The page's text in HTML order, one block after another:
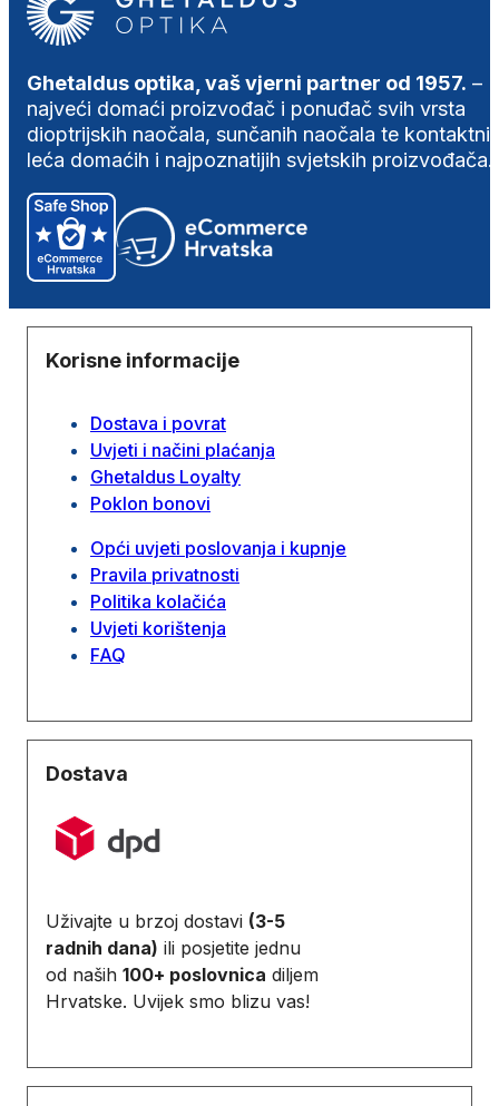
Ghetaldus optika, vaš vjerni partner od 1957. –
najveći domaći proizvođač i ponuđač svih vrsta
dioptrijskih naočala, sunčanih naočala te
leća domaćih i najpoznatijih svjetskih proizvođača.
Korisne informacije
Dostava i povrat
Uvjeti i načini plaćanja
Ghetaldus Loyalty
Poklon bonovi
Opći uvjeti poslovanja i kupnje
Pravila privatnosti
Politika kolačića
Uvjeti korištenja
FAQ
Dostava
Uživajte u brzoj dostavi (3-5
radnih dana) ili posjetite jednu
od naših 100+ poslovnica diljem
Hrvatske. Uvijek smo blizu vas!